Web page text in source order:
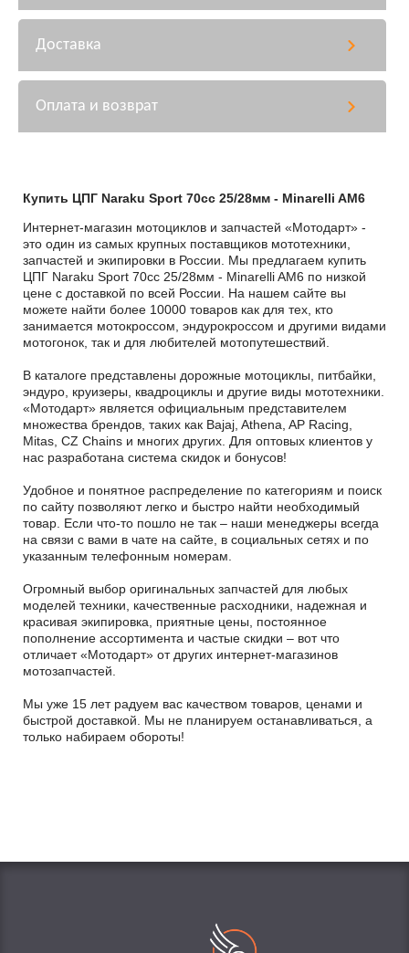
Доставка
Оплата и возврат
Купить ЦПГ Naraku Sport 70cc 25/28мм - Minarelli AM6
Интернет-магазин мотоциклов и запчастей «Мотодарт» -
это один из самых крупных поставщиков мототехники,
запчастей и экипировки в России. Мы предлагаем купить
ЦПГ Naraku Sport 70cc 25/28мм - Minarelli AM6 по низкой
цене с доставкой по всей России. На нашем сайте вы
можете найти более 10000 товаров как для тех, кто
занимается мотокроссом, эндурокроссом и другими видами
мотогонок, так и для любителей мотопутешествий.
В каталоге представлены дорожные мотоциклы, питбайки,
эндуро, круизеры, квадроциклы и другие виды мототехники.
«Мотодарт» является официальным представителем
множества брендов, таких как Bajaj, Athena, AP Racing,
Mitas, CZ Chains и многих других. Для оптовых клиентов у
нас разработана система скидок и бонусов!
Удобное и понятное распределение по категориям и поиск
по сайту позволяют легко и быстро найти необходимый
товар. Если что-то пошло не так – наши менеджеры всегда
на связи с вами в чате на сайте, в социальных сетях и по
указанным телефонным номерам.
Огромный выбор оригинальных запчастей для любых
моделей техники, качественные расходники, надежная и
красивая экипировка, приятные цены, постоянное
пополнение ассортимента и частые скидки – вот что
отличает «Мотодарт» от других интернет-магазинов
мотозапчастей.
Мы уже 15 лет радуем вас качеством товаров, ценами и
быстрой доставкой. Мы не планируем останавливаться, а
только набираем обороты!